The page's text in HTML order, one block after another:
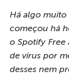
Há algo muito
começou há
o Spotify Free
de vírus por
desses nem